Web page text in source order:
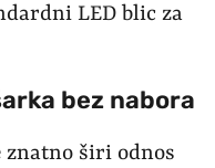
LED blic za
bez nabora
širi odnos